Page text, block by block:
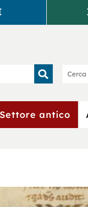
Cerca
nel
Settore antico